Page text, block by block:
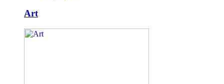
Art